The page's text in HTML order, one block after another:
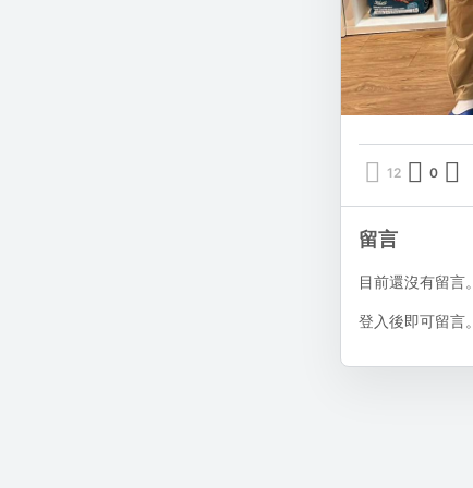
點讚 12評論 0分享
留言
目前還沒有留言。
登入後即可留言。